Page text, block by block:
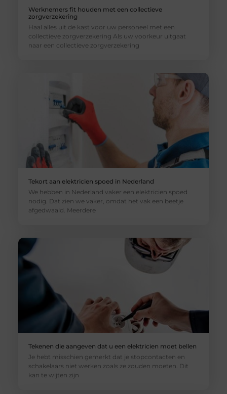
Werknemers fit houden met een collectieve
zorgverzekering
Haal alles uit de kast voor uw personeel met een
collectieve zorgverzekering Als uw voorkeur uitgaat
naar een collectieve zorgverzekering
Tekort aan elektricien spoed in Nederland
We hebben in Nederland vaker een elektricien spoed
nodig. Dat zien we vaker, omdat het vak een beetje
afgedwaald. Meerdere
Tekenen die aangeven dat u een elektricien moet bellen
Je hebt misschien gemerkt dat je stopcontacten en
schakelaars niet werken zoals ze zouden moeten. Dit
kan te wijten zijn